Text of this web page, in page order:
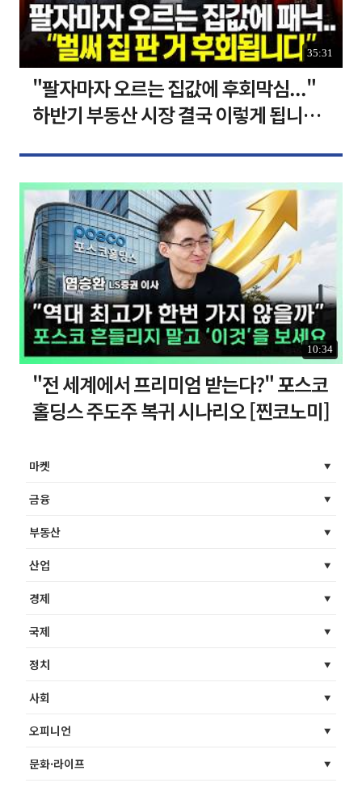
35:31
"팔자마자 오르는 집값에 후회막심..."
하반기 부동산 시장 결국 이렇게 됩니다 I
10:34
"전 세계에서 프리미엄 받는다?" 포스코
홀딩스 주도주 복귀 시나리오 [찐코노미]
마켓
금융
부동산
산업
경제
국제
정치
사회
오피니언
문화·라이프